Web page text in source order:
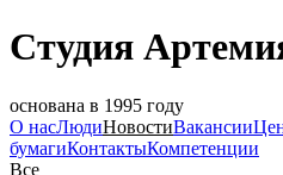
Студия
основана в 1995 году
О насЛюдиНовостиВакансии
бумагиКонтактыКомпетенции
Все